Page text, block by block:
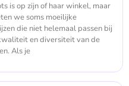
is op zijn of haar winkel, maar
we soms moeilijke
die niet helemaal passen bij
en diversiteit van de
Als je